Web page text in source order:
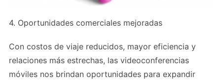
4. Oportunidades comerciales mejoradas
Con costos de viaje reducidos, mayor eficiencia y
relaciones más estrechas, las videoconferencias
móviles nos brindan oportunidades para expandir